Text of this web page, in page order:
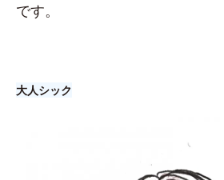
です。
大人シック